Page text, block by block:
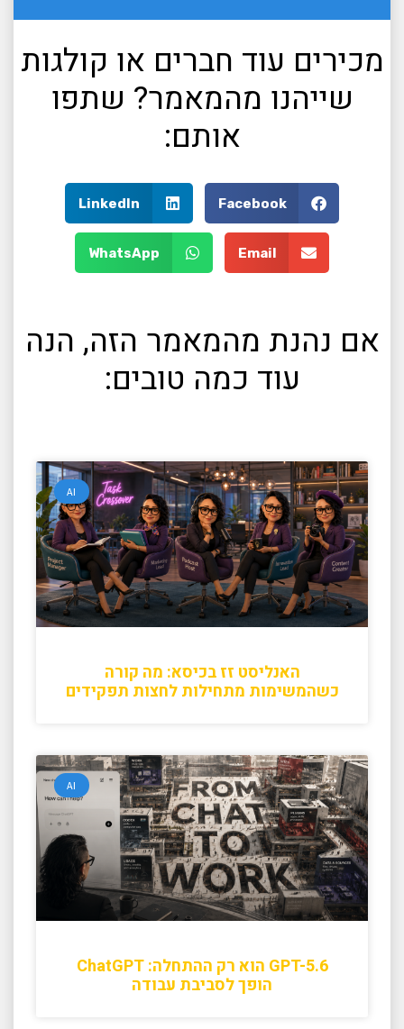
מכירים עוד חברים או קולגות
שייהנו מהמאמר? שתפו
אותם:
Facebook
LinkedIn
Email
WhatsApp
אם נהנת מהמאמר הזה, הנה
עוד כמה טובים:
AI
האנליסט זז בכיסא: מה קורה
כשהמשימות מתחילות לחצות תפקידים
AI
GPT-5.6 הוא רק ההתחלה: ChatGPT
הופך לסביבת עבודה